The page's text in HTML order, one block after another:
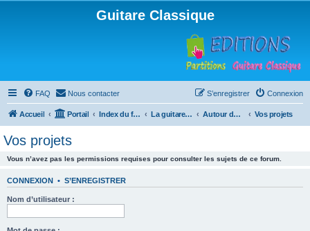
Guitare Classique
FAQ Nous contacter Connexion
S’enregistrer
Accueil Portail Index du forum La guitare : instrument, cours et théorie Autour de la guitare Vos projets
Vos projets
Vous n’avez pas les permissions requises pour consulter les sujets de ce forum.
CONNEXION • S’ENREGISTRER
Nom d’utilisateur :